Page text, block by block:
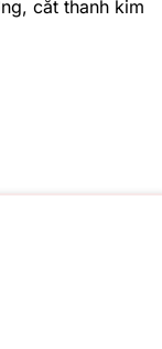
cắt thanh kim